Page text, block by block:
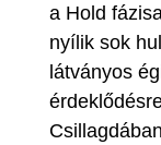
a Hold
nyílik sok
látványos